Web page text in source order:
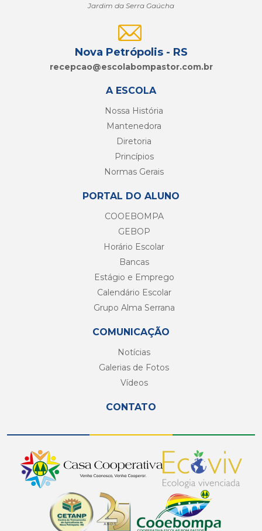
Jardim da Serra Gaúcha
Nova Petrópolis - RS
recepcao@escolabompastor.com.br
A ESCOLA
Nossa História
Mantenedora
Diretoria
Princípios
Normas Gerais
PORTAL DO ALUNO
COOEBOMPA
GEBOP
Horário Escolar
Bancas
Estágio e Emprego
Calendário Escolar
Grupo Alma Serrana
COMUNICAÇÃO
Notícias
Galerias de Fotos
Vídeos
CONTATO